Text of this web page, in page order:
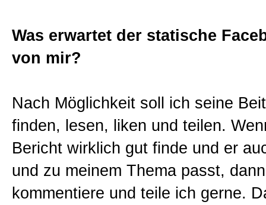
Was erwartet der statische
von mir?
Nach Möglichkeit soll ich seine
finden, lesen, liken und teilen.
Bericht wirklich gut finde und er
und zu meinem Thema passt,
kommentiere und teile ich gerne.